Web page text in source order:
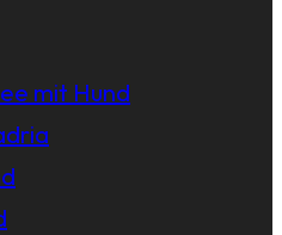
mit Hund